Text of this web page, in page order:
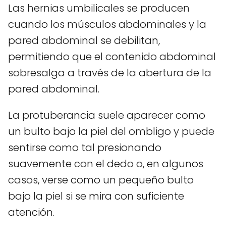
Las hernias umbilicales se producen
cuando los músculos abdominales y la
pared abdominal se debilitan,
permitiendo que el contenido abdominal
sobresalga a través de la abertura de la
pared abdominal.
La protuberancia suele aparecer como
un bulto bajo la piel del ombligo y puede
sentirse como tal presionando
suavemente con el dedo o, en algunos
casos, verse como un pequeño bulto
bajo la piel si se mira con suficiente
atención.